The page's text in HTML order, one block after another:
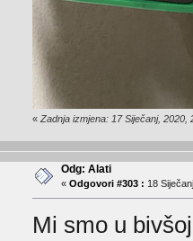
« Zadnja izmjena: 17 Siječanj, 2020,
Odg: Alati
« Odgovori #303 : 18
Mi smo u